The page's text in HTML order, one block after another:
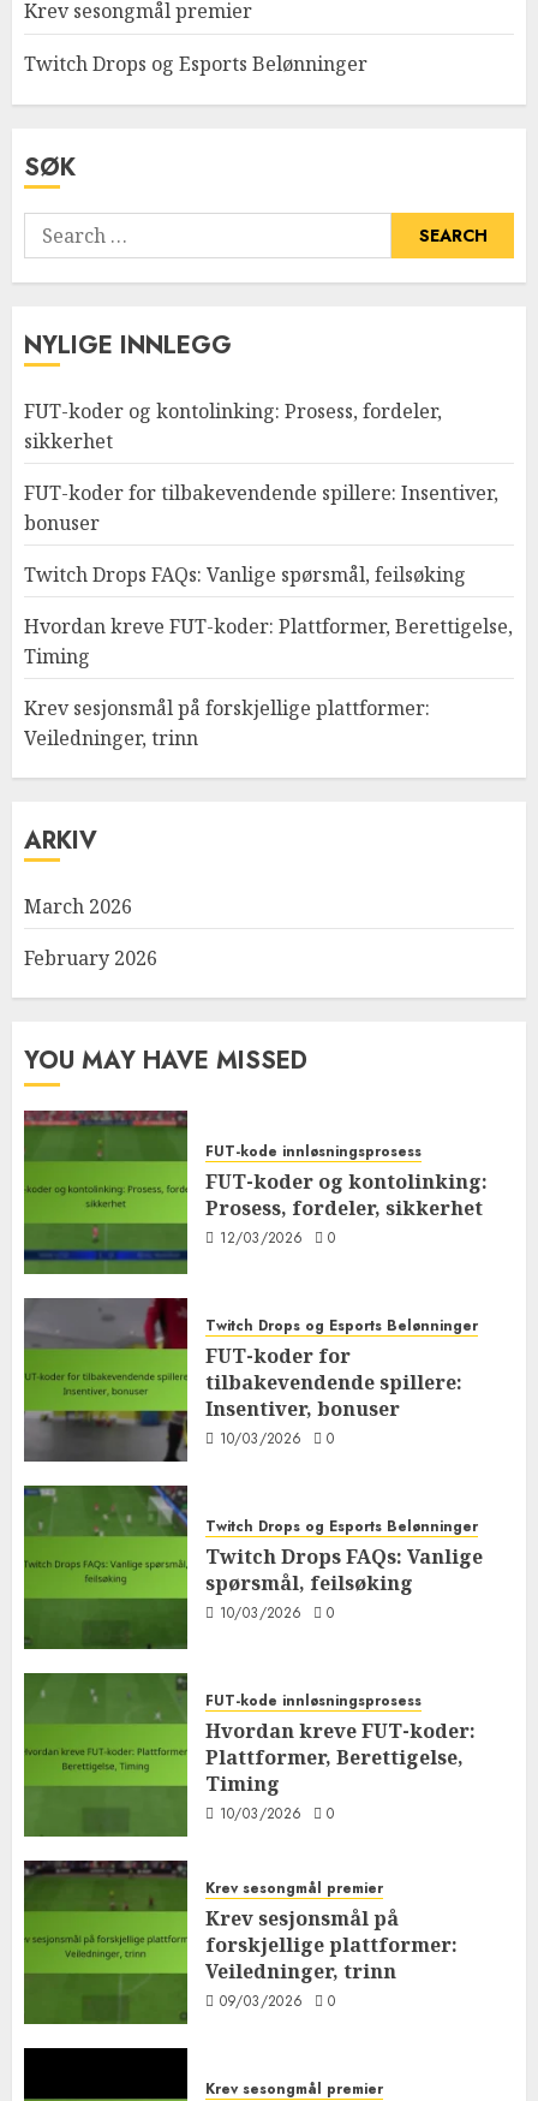
Krev sesongmål premier
Twitch Drops og Esports Belønninger
SØK
Search
for:
NYLIGE INNLEGG
FUT-koder og kontolinking: Prosess, fordeler,
sikkerhet
FUT-koder for tilbakevendende spillere: Insentiver,
bonuser
Twitch Drops FAQs: Vanlige spørsmål, feilsøking
Hvordan kreve FUT-koder: Plattformer, Berettigelse,
Timing
Krev sesjonsmål på forskjellige plattformer:
Veiledninger, trinn
ARKIV
March 2026
February 2026
YOU MAY HAVE MISSED
FUT-kode innløsningsprosess
FUT-koder og kontolinking:
Prosess, fordeler, sikkerhet
12/03/2026 0
Twitch Drops og Esports Belønninger
FUT-koder for
tilbakevendende spillere:
Insentiver, bonuser
10/03/2026 0
Twitch Drops og Esports Belønninger
Twitch Drops FAQs: Vanlige
spørsmål, feilsøking
10/03/2026 0
FUT-kode innløsningsprosess
Hvordan kreve FUT-koder:
Plattformer, Berettigelse,
Timing
10/03/2026 0
Krev sesongmål premier
Krev sesjonsmål på
forskjellige plattformer:
Veiledninger, trinn
09/03/2026 0
Krev sesongmål premier